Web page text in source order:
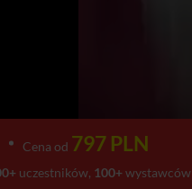
Cena od 797 PLN
uczestników, 100+wystawców